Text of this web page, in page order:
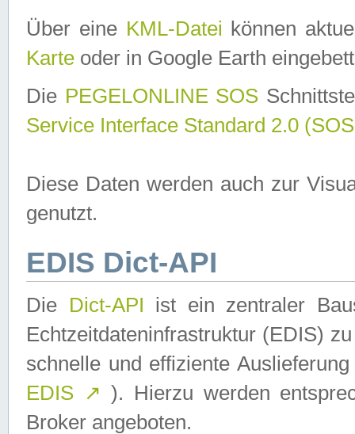
Über eine KML-Datei können
Karte oder in Google Earth
Die PEGELONLINE SOS
Service Interface Standard 2.0
Diese Daten werden auch zur
genutzt.
EDIS Dict-API
Die Dict-API ist ein zentraler
Echtzeitdateninfrastruktur (EDIS)
schnelle und effiziente
EDIS ↗ ). Hierzu werden
Broker angeboten.